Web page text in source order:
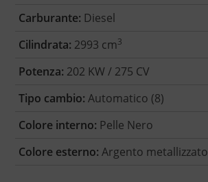
Carburante: Diesel
Cilindrata: 2993 cm3
Potenza: 202 KW / 275 CV
Tipo cambio: Automatico (8)
Colore interno: Pelle Nero
Colore esterno: Argento metallizzato